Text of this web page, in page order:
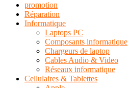
promotion
Réparation
Informatique
Laptops PC
Composants informatique
Chargeurs de laptop
Cables Audio & Video
Réseaux informatique
Cellulaires & Tablettes